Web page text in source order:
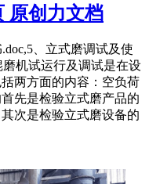
原创力文档
、立式磨调试及使
机试运行及调试是在设
两方面的内容：空负荷
先是检验立式磨产品的
次是检验立式磨设备的